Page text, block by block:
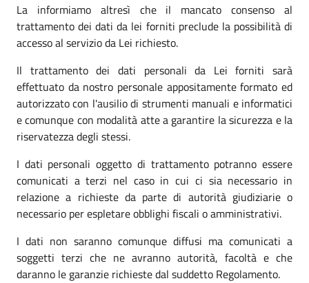
La informiamo altresì che il mancato consenso al
trattamento dei dati da lei forniti preclude la possibilità di
accesso al servizio da Lei richiesto.
Il trattamento dei dati personali da Lei forniti sarà
effettuato da nostro personale appositamente formato ed
autorizzato con l'ausilio di strumenti manuali e informatici
e comunque con modalità atte a garantire la sicurezza e la
riservatezza degli stessi.
I dati personali oggetto di trattamento potranno essere
comunicati a terzi nel caso in cui ci sia necessario in
relazione a richieste da parte di autorità giudiziarie o
necessario per espletare obblighi fiscali o amministrativi.
I dati non saranno comunque diffusi ma comunicati a
soggetti terzi che ne avranno autorità, facoltà e che
daranno le garanzie richieste dal suddetto Regolamento.